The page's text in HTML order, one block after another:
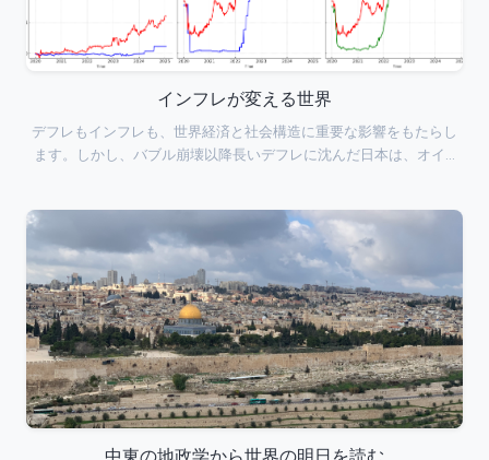
インフレが変える世界
デフレもインフレも、世界経済と社会構造に重要な影響をもたらし
ます。しかし、バブル崩壊以降長いデフレに沈んだ日本は、オイ…